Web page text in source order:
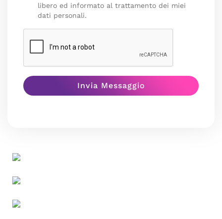
libero ed informato al trattamento dei miei
dati personali.